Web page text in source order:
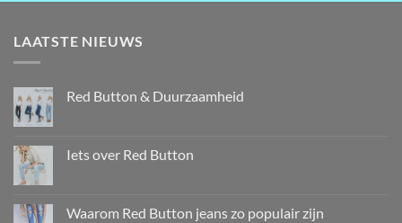
LAATSTE NIEUWS
Red Button & Duurzaamheid
Iets over Red Button
Waarom Red Button jeans zo populair zijn